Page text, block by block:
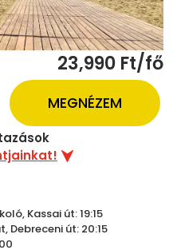
23,990 Ft/fő
MEGNÉZEM
Kassai út: 19:15
Debreceni út: 20:15